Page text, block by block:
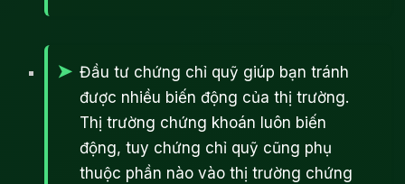
Đầu tư chứng chỉ quỹ giúp bạn tránh
được nhiều biến động của thị trường.
Thị trường chứng khoán luôn biến
động, tuy chứng chỉ quỹ cũng phụ
thuộc phần nào vào thị trường chứng